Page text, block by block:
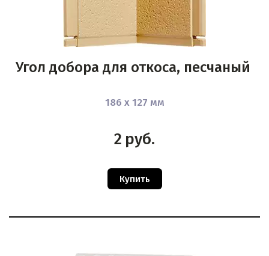
Угол добора для откоса, песчаный
186 х 127 мм
2 руб.
Купить